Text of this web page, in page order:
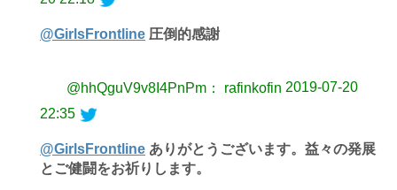
@GirlsFrontline 圧倒的感謝
@hhQguV9v8I4PnPm： rafinkofin 2019-07-20
22:35
@GirlsFrontline ありがとうございます。益々の発展
とご健闘をお祈りします。